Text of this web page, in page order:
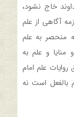
خاج نشود،
آگاهی از علم
منحصر به علم
و علم به
علم امام
بالفعل است نه